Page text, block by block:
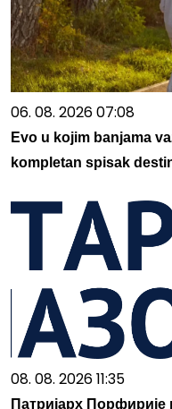
06. 08. 2026 07:08
Evo u kojim banjama
kompletan spisak
08. 08. 2026 11:35
Патријарх